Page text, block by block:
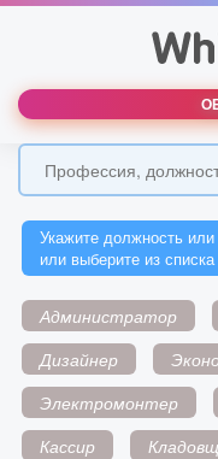
Укажите должность
или выберите из
Администратор
Дизайнер
Электромонтер
Кассир